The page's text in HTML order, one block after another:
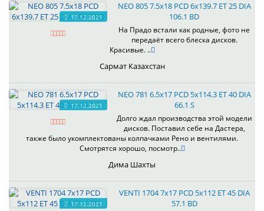
17.12.2021
NEO 805 7.5x18 PCD 6x139.7 ET 25 DIA
106.1 BD
На Прадо встали как родные, фото не
передаёт всего блеска дисков.
Красивые. ..
Сармат Казахстан
17.12.2021
NEO 781 6.5x17 PCD 5x114.3 ET 40 DIA
66.1 S
Долго ждал производства этой модели
дисков. Поставил себе на Дастера,
также было укомплектованы колпачками Рено и вентилями.
Смотрятся хорошо, посмотр..
Дима Шахты
17.12.2021
VENTI 1704 7x17 PCD 5x112 ET 45 DIA
57.1 BD